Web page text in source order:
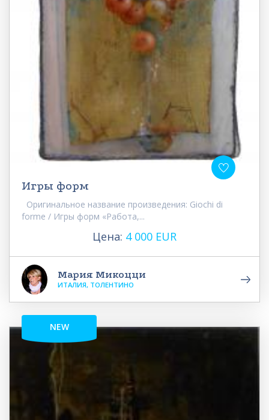
Игры форм
Оригинальное название произведения: Giochi di
forme / Игры форм «Работа,...
Цена: 4 000 EUR
Мария Микоцци
ИТАЛИЯ, ТОЛЕНТИНО
NEW